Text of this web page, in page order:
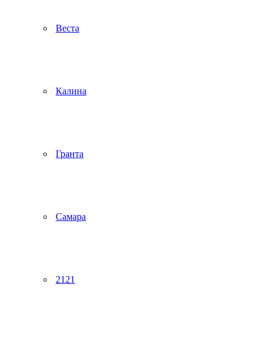
Веста
Калина
Гранта
Самара
2121